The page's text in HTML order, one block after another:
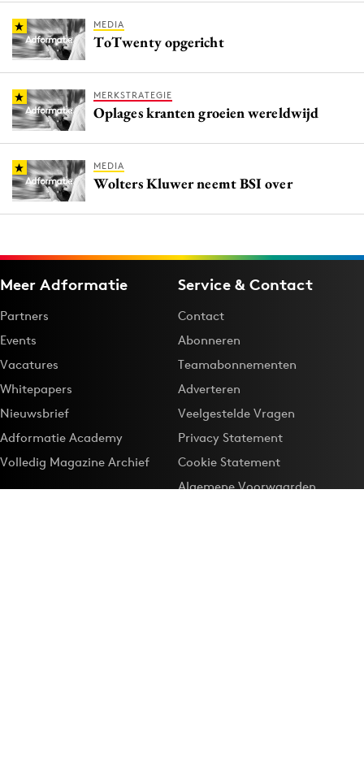
MEDIA
ToTwenty opgericht
MERKSTRATEGIE
Oplages kranten groeien wereldwijd
MEDIA
Wolters Kluwer neemt BSI over
Meer Adformatie
Partners
Events
Vacatures
Whitepapers
Nieuwsbrief
Adformatie Academy
Volledig Magazine Archief
Service & Contact
Contact
Abonneren
Teamabonnementen
Adverteren
Veelgestelde Vragen
Privacy Statement
Cookie Statement
Algemene Voorwaarden